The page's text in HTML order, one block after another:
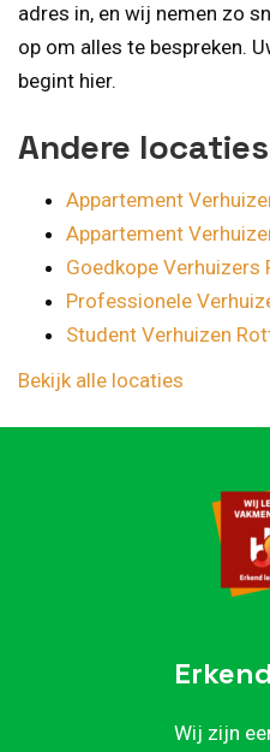
adres in, en wij nemen zo
op om alles te bespreken.
begint hier.
Andere locaties
Appartement
Appartement
Goedkope Verhuizers
Professionele
Student Verhuizen
Bekijk alle locaties
Wij zijn